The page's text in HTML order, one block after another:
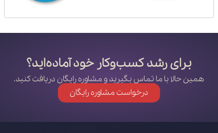
برای رشد کسب‌وکار خود آماده‌اید؟
همین حالا با ما تماس بگیرید و مشاوره رایگان دریافت کنید.
درخواست مشاوره رایگان